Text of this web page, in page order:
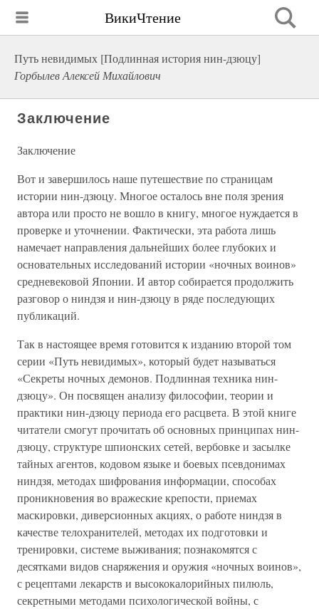
ВикиЧтение
Путь невидимых [Подлинная история нин-дзюцу]
Горбылев Алексей Михайлович
Заключение
Заключение
Вот и завершилось наше путешествие по страницам
истории нин-дзюцу. Многое осталось вне поля зрения
автора или просто не вошло в книгу, многое нуждается в
проверке и уточнении. Фактически, эта работа лишь
намечает направления дальнейших более глубоких и
основательных исследований истории «ночных воинов»
средневековой Японии. И автор собирается продолжить
разговор о ниндзя и нин-дзюцу в ряде последующих
публикаций.
Так в настоящее время готовится к изданию второй том
серии «Путь невидимых», который будет называться
«Секреты ночных демонов. Подлинная техника нин-
дзюцу». Он посвящен анализу философии, теории и
практики нин-дзюцу периода его расцвета. В этой книге
читатели смогут прочитать об основных принципах нин-
дзюцу, структуре шпионских сетей, вербовке и засылке
тайных агентов, кодовом языке и боевых псевдонимах
ниндзя, методах шифрования информации, способах
проникновения во вражеские крепости, приемах
маскировки, диверсионных акциях, о работе ниндзя в
качестве телохранителей, методах их подготовки и
тренировки, системе выживания; познакомятся с
десятками видов снаряжения и оружия «ночных воинов»,
с рецептами лекарств и высококалорийных пилюль,
секретными методами психологической войны, с